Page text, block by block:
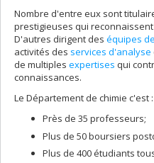
Nombre d'entre eux sont
prestigieuses qui
D'autres dirigent des équipes
activités des services d'analyse
de multiples expertises qui
connaissances.
Le Département de chimie c'est :
Près de 35 professeurs;
Plus de 50 boursiers
Plus de 400 étudiants